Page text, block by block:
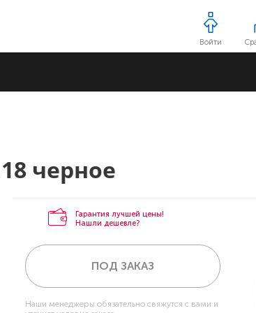
Войти
черное
Гарантия лучшей цены!
Нашли дешевле?
ПОД ЗАКАЗ
Наши менеджеры обязательно свяжутся с вами и